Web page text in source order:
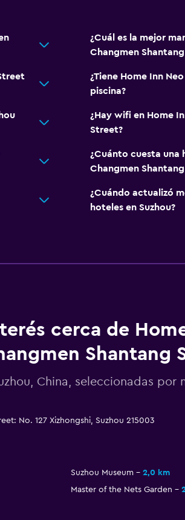
¿Cuál es la mejor
Changmen
¿Tiene Home Inn
piscina?
¿Hay wifi en Home
Street?
¿Cuánto cuesta una
Changmen
¿Cuándo actualizó
hoteles en Suzhou?
cerca de
Shantang
China, seleccionadas por
No. 127 Xizhongshi, Suzhou 215003
Suzhou Museum
2,0 km
Master of the Nets Garden